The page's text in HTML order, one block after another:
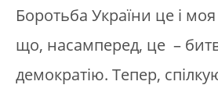
Боротьба України це і
що, насамперед, це –
демократію. Тепер,